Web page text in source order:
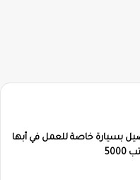
بسيارة خاصة للعمل في أبها